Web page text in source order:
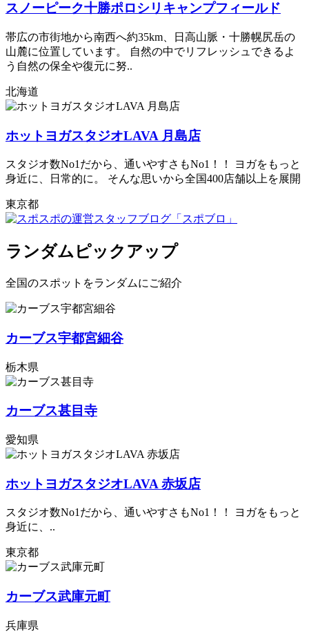
スノーピーク十勝ポロシリキャンプフィールド
帯広の市街地から南西へ約35km、日高山脈・十勝幌尻岳の
山麓に位置しています。 自然の中でリフレッシュできるよ
う自然の保全や復元に努..
北海道
ホットヨガスタジオLAVA 月島店
スタジオ数No1だから、通いやすさもNo1！！ ヨガをもっと
身近に、日常的に。 そんな思いから全国400店舗以上を展開
東京都
ランダムピックアップ
全国のスポットをランダムにご紹介
カーブス宇都宮細谷
栃木県
カーブス甚目寺
愛知県
ホットヨガスタジオLAVA 赤坂店
スタジオ数No1だから、通いやすさもNo1！！ ヨガをもっと
身近に、..
東京都
カーブス武庫元町
兵庫県